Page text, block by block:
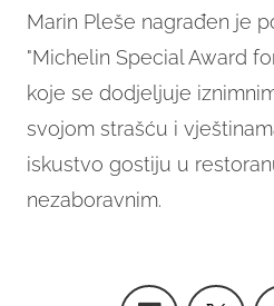
Marin Pleše nagrađen je
"Michelin Special Award
koje se dodjeljuje
svojom strašću i
iskustvo gostiju u
nezaboravnim.